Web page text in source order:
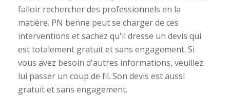
falloir rechercher des professionnels en la
matière. PN benne peut se charger de ces
interventions et sachez qu'il dresse un devis qui
est totalement gratuit et sans engagement. Si
vous avez besoin d'autres informations, veuillez
lui passer un coup de fil. Son devis est aussi
gratuit et sans engagement.